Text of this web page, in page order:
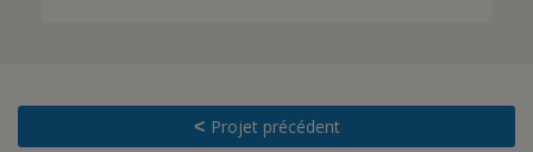
< Projet précédent